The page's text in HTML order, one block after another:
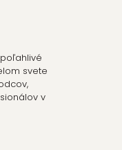
svete
v